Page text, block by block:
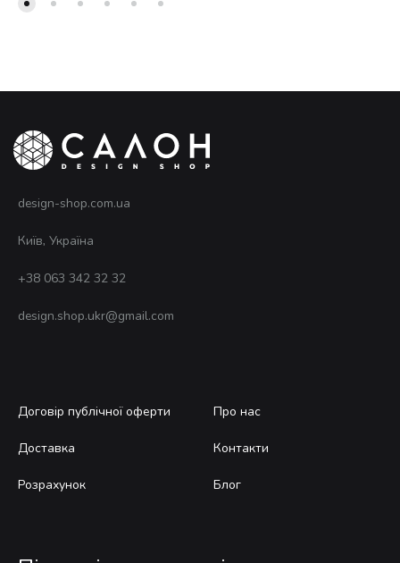
design-shop.com.ua
Київ, Україна
+38 063 342 32 32
design.shop.ukr@gmail.com
Договір публічної оферти
Доставка
Розрахунок
Про нас
Контакти
Блог